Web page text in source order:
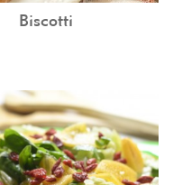
Biscotti